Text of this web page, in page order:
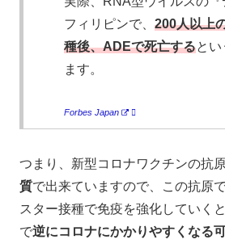
フィリピンで、 200人以上
種後、ADEで死亡すると
ます。
Forbes Japan
つまり、新型コロナワクチンの抗
質で出来ていますので、この抗原
スター接種で免疫を強化していく
で逆にコロナにかかりやすくなる